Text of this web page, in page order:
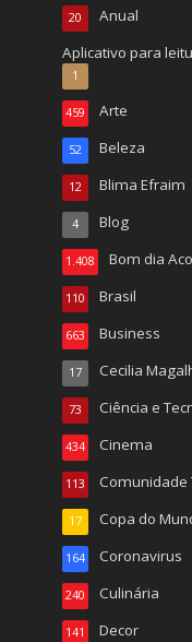
Anual
20
Aplicativo para
1
Arte
459
Beleza
52
Blima Efraim
12
Blog
4
Bom dia
1.408
Brasil
110
Business
663
Cecilia
17
Ciência e
73
Cinema
434
Comunidade
113
Copa do
17
Coronavirus
164
Culinária
240
Decor
141